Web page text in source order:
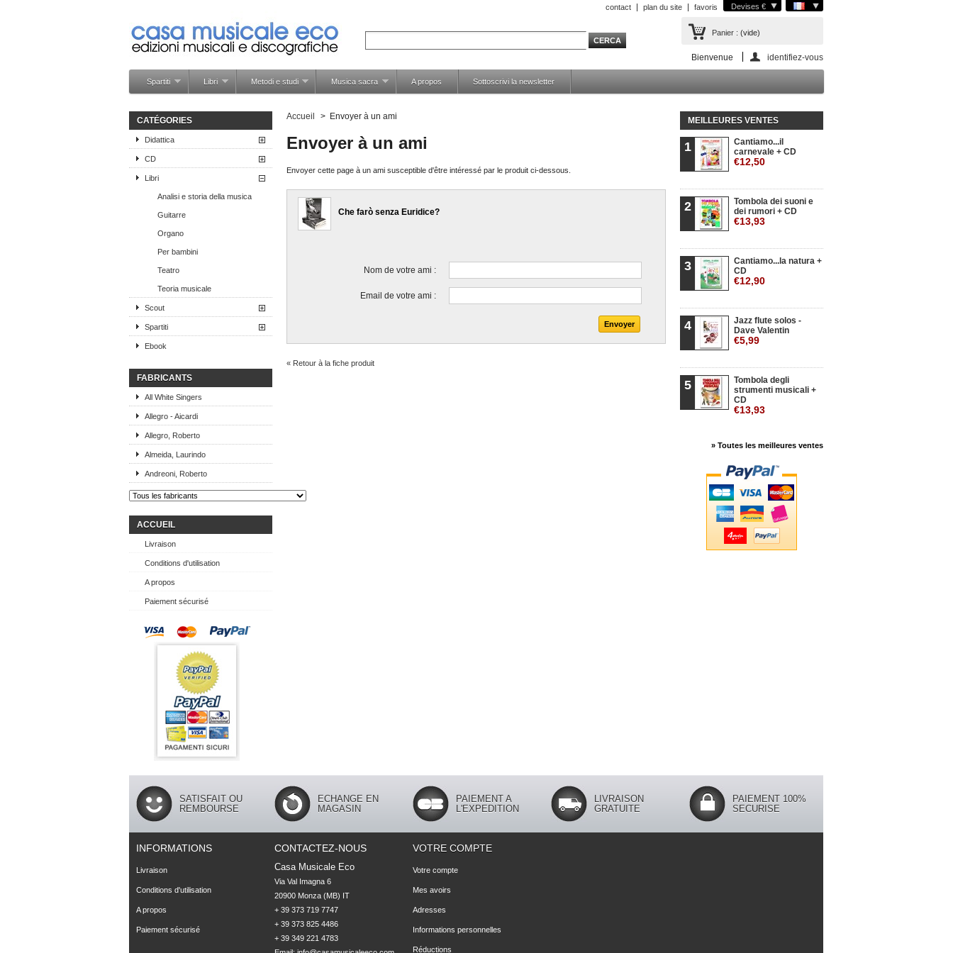
Devises €
contact plan du site favoris
Panier : (vide)
Bienvenue identifiez-vous
Spartiti Libri Metodi e studi Musica sacra A propos Sottoscrivi la newsletter
CATÉGORIES
Didattica
CD
Libri
Analisi e storia della musica
Guitarre
Organo
Per bambini
Teatro
Teoria musicale
Scout
Spartiti
Ebook
FABRICANTS
All White Singers
Allegro - Aicardi
Allegro, Roberto
Almeida, Laurindo
Andreoni, Roberto
ACCUEIL
Livraison
Conditions d'utilisation
A propos
Paiement sécurisé
Accueil > Envoyer à un ami
Envoyer à un ami
Envoyer cette page à un ami susceptible d'être intéressé par le produit ci-dessous.
Che farò senza Euridice?
Nom de votre ami :
Email de votre ami :
« Retour à la fiche produit
MEILLEURES VENTES
1
Cantiamo...il
carnevale + CD
€12,50
2
Tombola dei suoni e
dei rumori + CD
€13,93
3
Cantiamo...la natura +
CD
€12,90
4
Jazz flute solos -
Dave Valentin
€5,99
5
Tombola degli
strumenti musicali +
CD
€13,93
» Toutes les meilleures ventes
SATISFAIT OU
REMBOURSE
ECHANGE EN
MAGASIN
PAIEMENT A
L'EXPEDITION
LIVRAISON
GRATUITE
PAIEMENT 100%
SECURISE
INFORMATIONS
Livraison
Conditions d'utilisation
A propos
Paiement sécurisé
CONTACTEZ-NOUS
Casa Musicale Eco
Via Val Imagna 6
20900 Monza (MB) IT
+ 39 373 719 7747
+ 39 373 825 4486
+ 39 349 221 4783
VOTRE COMPTE
Votre compte
Mes avoirs
Adresses
Informations personnelles
Réductions